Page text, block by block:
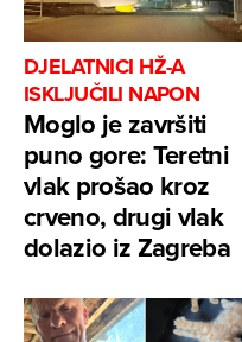
DJELATNICI HŽ-A
ISKLJUČILI NAPON
Moglo je završiti
puno gore: Teretni
vlak prošao kroz
crveno, drugi vlak
dolazio iz Zagreba